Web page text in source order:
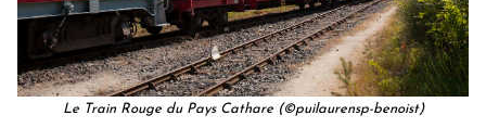
Le Train Rouge du Pays Cathare (©puilaurensp-benoist)